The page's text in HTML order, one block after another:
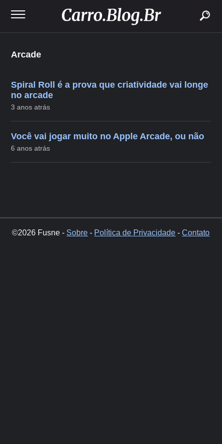
Arcade
Spiral Roll é a prova que criatividade vai longe
no arcade
3 anos atrás
Você vai jogar muito no Apple Arcade, ou não
6 anos atrás
©2026 Fusne - Sobre - Política de Privacidade -Contato